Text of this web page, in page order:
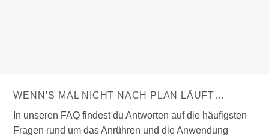
WENN’S MAL NICHT NACH PLAN LÄUFT…
In unseren FAQ findest du Antworten auf die häufigsten
Fragen rund um das Anrühren und die Anwendung